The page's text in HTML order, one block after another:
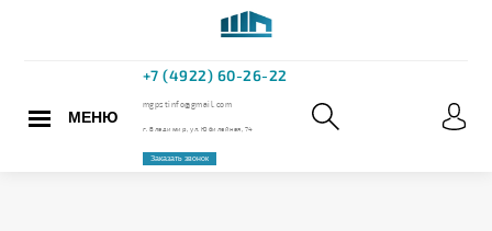
МЕНЮ